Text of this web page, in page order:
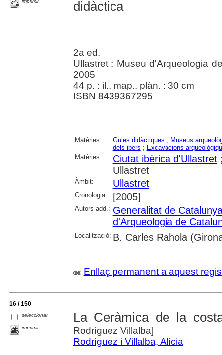
didàctica
2a ed.
Ullastret : Museu d'Arqueologia
2005
44 p. : il., map., plàn. ; 30 cm
ISBN 8439367295
Matèries: Guies didàctiques ; Museus
dels ibers ; Excavacions
Matèries:
Ciutat ibèrica d'Ullastret
Ullastret
Àmbit: Ullastret
Cronologia: [2005]
Autors add.: Generalitat de Catalunya
d'Arqueologia de
Localització: B. Carles Rahola
Enllaç permanent a aquest
16 / 150
seleccionar
imprimir
La Ceràmica de la
Rodríguez Villalba]
Rodríguez i Villalba, Alícia